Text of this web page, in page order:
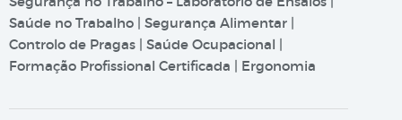
Saúde no Trabalho | Segurança Alimentar |
Controlo de Pragas | Saúde Ocupacional |
Formação Profissional Certificada | Ergonomia